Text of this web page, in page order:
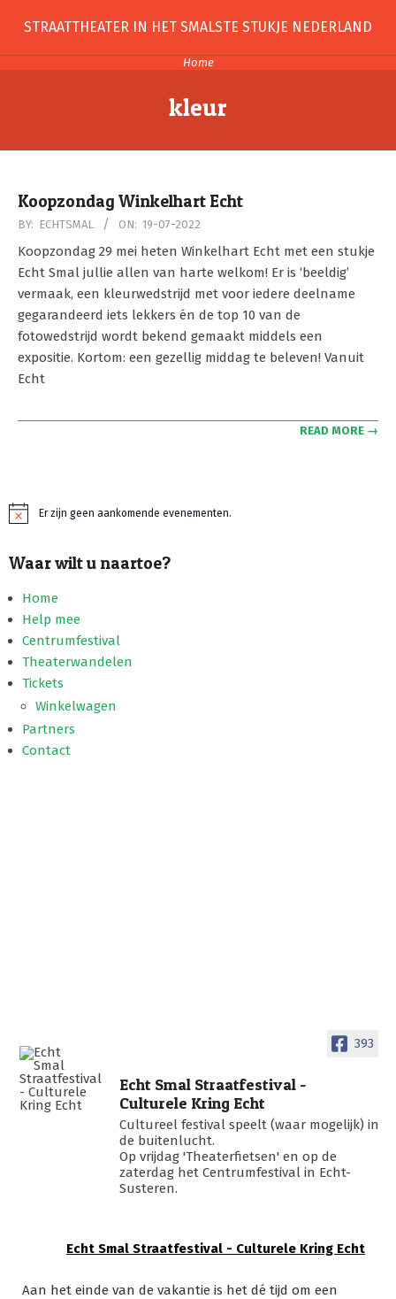
content
STRAATTHEATER IN HET SMALSTE STUKJE NEDERLAND
Home
kleur
Koopzondag Winkelhart Echt
2022-
07-
19
BY: ECHTSMAL ON: 19-07-2022
Koopzondag 29 mei heten Winkelhart Echt met een stukje
Echt Smal jullie allen van harte welkom! Er is ‘beeldig’
vermaak, een kleurwedstrijd met voor iedere deelname
gegarandeerd iets lekkers én de top 10 van de
fotowedstrijd wordt bekend gemaakt middels een
expositie. Kortom: een gezellig middag te beleven! Vanuit
Echt
READ MORE →
BerichtEr zijn geen aankomende evenementen.
Waar wilt u naartoe?
Home
Help mee
Centrumfestival
Theaterwandelen
Tickets
Winkelwagen
Partners
Contact
393
Echt Smal Straatfestival -
Culturele Kring Echt
Cultureel festival speelt (waar mogelijk) in
de buitenlucht.
Op vrijdag 'Theaterfietsen' en op de
zaterdag het Centrumfestival in Echt-
Susteren.
Echt Smal Straatfestival - Culturele Kring Echt
Aan het einde van de vakantie is het dé tijd om een